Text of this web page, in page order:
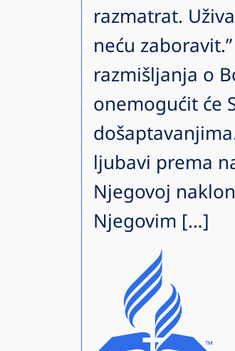
razmatrat.
neću
razmišljanja o
onemogućit će
ljubavi prema
Njegovoj
Njegovim […]